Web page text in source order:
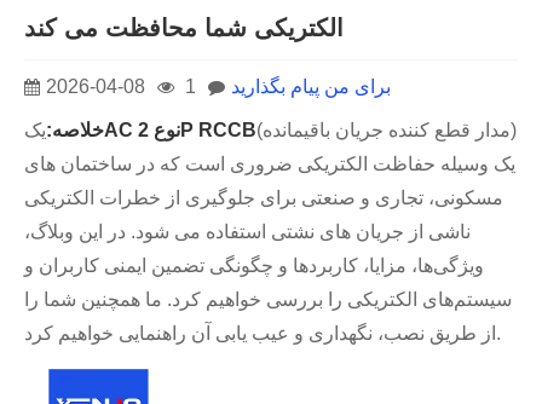
الکتریکی شما محافظت می کند
2026-04-08 1 برای من پیام بگذارید
خلاصه:یک AC نوع 2P RCCB(مدار قطع کننده جریان باقیمانده)
یک وسیله حفاظت الکتریکی ضروری است که در ساختمان های
مسکونی، تجاری و صنعتی برای جلوگیری از خطرات الکتریکی
ناشی از جریان های نشتی استفاده می شود. در این وبلاگ،
ویژگی‌ها، مزایا، کاربردها و چگونگی تضمین ایمنی کاربران و
سیستم‌های الکتریکی را بررسی خواهیم کرد. ما همچنین شما را
از طریق نصب، نگهداری و عیب یابی آن راهنمایی خواهیم کرد.